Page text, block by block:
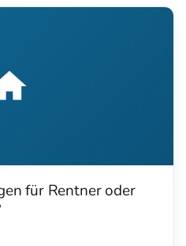
für Rentner oder